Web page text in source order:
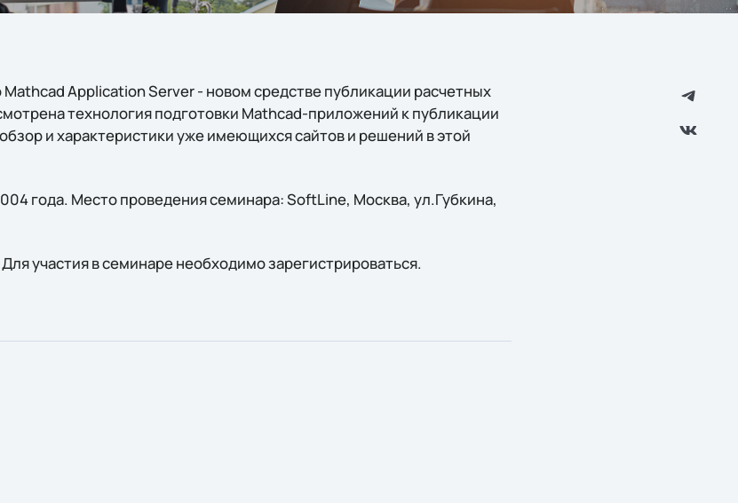
Application Server - новом средстве публикации расчетных
технология подготовки Mathcad-приложений к публикации
и характеристики уже имеющихся сайтов и решений в этой
года. Место проведения семинара: SoftLine, Москва, ул.Губкина,
участия в семинаре необходимо зарегистрироваться.